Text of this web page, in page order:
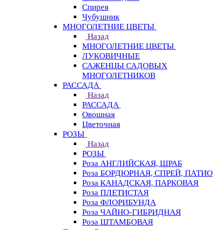
Спирея
Чубушник
МНОГОЛЕТНИЕ ЦВЕТЫ
Назад
МНОГОЛЕТНИЕ ЦВЕТЫ
ЛУКОВИЧНЫЕ
САЖЕНЦЫ САДОВЫХ
МНОГОЛЕТНИКОВ
РАССАДА
Назад
РАССАДА
Овощная
Цветочная
РОЗЫ
Назад
РОЗЫ
Роза АНГЛИЙСКАЯ, ШРАБ
Роза БОРДЮРНАЯ, СПРЕЙ, ПАТИО
Роза КАНАДСКАЯ, ПАРКОВАЯ
Роза ПЛЕТИСТАЯ
Роза ФЛОРИБУНДА
Роза ЧАЙНО-ГИБРИДНАЯ
Роза ШТАМБОВАЯ